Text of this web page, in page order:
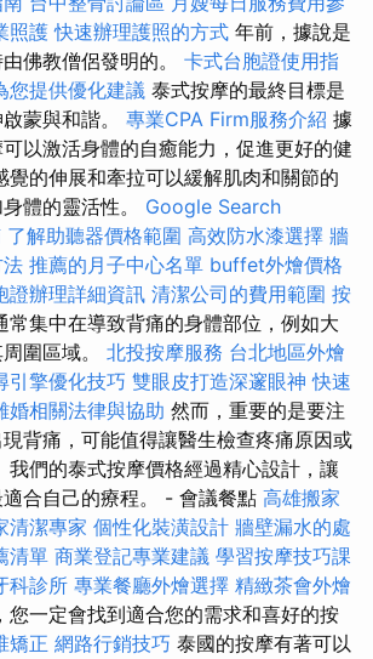
照護 快速辦理護照的方式 年前，據說是
佛教僧侶發明的。 卡式台胞證使用指
您提供優化建議 泰式按摩的最終目標是
蒙與和諧。 專業CPA Firm服務介紹 據
以激活身體的自癒能力，促進更好的健
覺的伸展和牽拉可以緩解肌肉和關節的
體的靈活性。 Google Search
了解助聽器價格範圍 高效防水漆選擇 牆
推薦的月子中心名單 buffet外燴價格
證辦理詳細資訊 清潔公司的費用範圍 按
常集中在導致背痛的身體部位，例如大
圍區域。 北投按摩服務 台北地區外燴
引擎優化技巧 雙眼皮打造深邃眼神 快速
婚相關法律與協助 然而，重要的是要注
背痛，可能值得讓醫生檢查疼痛原因或
我們的泰式按摩價格經過精心設計，讓
合自己的療程。 - 會議餐點 高雄搬家
清潔專家 個性化裝潢設計 牆壁漏水的處
清單 商業登記專業建議 學習按摩技巧課
科診所 專業餐廳外燴選擇 精緻茶會外燴
您一定會找到適合您的需求和喜好的按
矯正 網路行銷技巧 泰國的按摩有著可以